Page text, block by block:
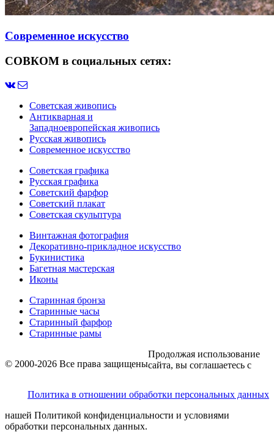
Современное искусство
СОВКОМ в социальных сетях:
Советская живопись
Антикварная и
Западноевропейская живопись
Русская живопись
Современное искусство
Советская графика
Русская графика
Советский фарфор
Советский плакат
Советская скульптура
Винтажная фотография
Декоративно-прикладное искусство
Букинистика
Багетная мастерская
Иконы
Старинная бронза
Старинные часы
Старинный фарфор
Старинные рамы
© 2000-2026 Все права защищены
Политика в отношении обработки персональных данных
Продолжая использование
сайта, вы соглашаетесь с
нашей Политикой конфиденциальности и условиями
обработки персональных данных.